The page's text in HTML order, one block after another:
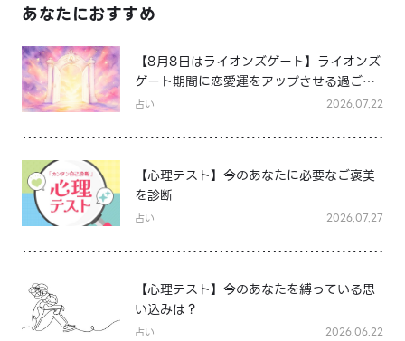
あなたにおすすめ
【8月8日はライオンズゲート】ライオンズ
ゲート期間に恋愛運をアップさせる過ごし
方は？
占い 2026.07.22
【心理テスト】今のあなたに必要なご褒美
を診断
占い 2026.07.27
【心理テスト】今のあなたを縛っている思
い込みは？
占い 2026.06.22